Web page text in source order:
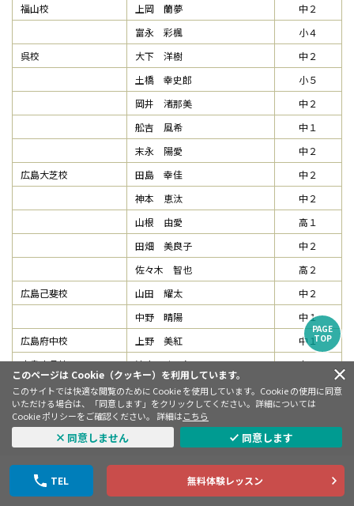
このページは Cookie（クッキー）を利用しています。
このサイトでは快適な閲覧のために Cookie を使用しています。Cookie の使用に同意
いただける場合は、「同意します」をクリックしてください。詳細については
Cookie ポリシーをご確認ください。 詳細はこちら
同意しません 同意します
TEL 無料体験レッスン
福山校
上岡 蘭夢
中２
富永 彩楓
小４
呉校
大下 洋樹
中２
土橋 幸史郎
小５
岡井 渚那美
中２
舩吉 風希
中１
末永 陽愛
中２
広島大芝校
田島 幸佳
中２
神本 恵汰
中２
山根 由愛
高１
田畑 美良子
中２
佐々木 智也
高２
広島己斐校
山田 耀太
中２
中野 晴陽
中１
広島府中校
上野 美紅
中１
広島宇品校
清水 すみれ
中２
徳山校
田村 真毅
小５
福岡千早校
河添 皓之
中１
福岡西新校
高穂 あおい
PAGE
TOP